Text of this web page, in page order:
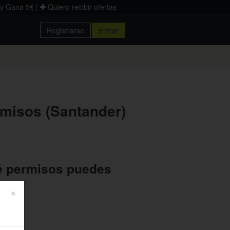
Gana 5€ | Quiero recibir ofertas
Registrarse Entrar
(Santander)
permisos puedes
×